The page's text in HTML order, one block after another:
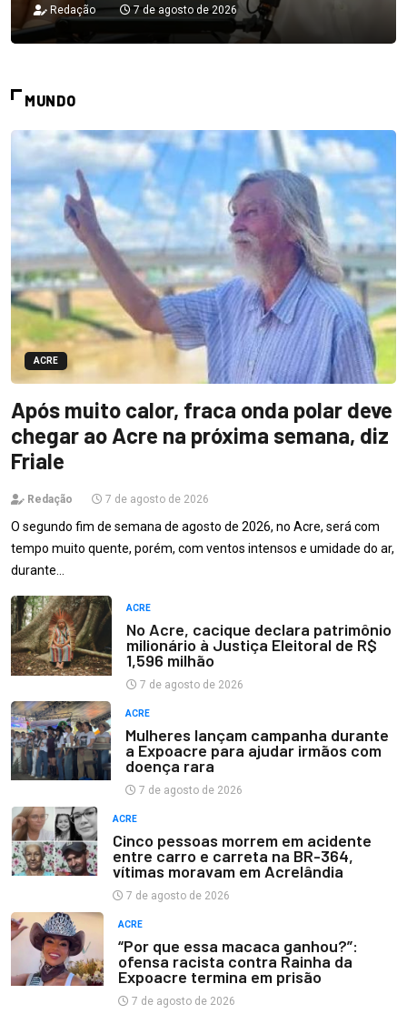
Redação 7 de agosto de 2026
MUNDO
ACRE
Após muito calor, fraca onda polar deve
chegar ao Acre na próxima semana, diz
Friale
Redação 7 de agosto de 2026
O segundo fim de semana de agosto de 2026, no Acre, será com
tempo muito quente, porém, com ventos intensos e umidade do ar,
durante…
ACRE
No Acre, cacique declara patrimônio
milionário à Justiça Eleitoral de R$
1,596 milhão
7 de agosto de 2026
ACRE
Mulheres lançam campanha durante
a Expoacre para ajudar irmãos com
doença rara
7 de agosto de 2026
ACRE
Cinco pessoas morrem em acidente
entre carro e carreta na BR-364,
vítimas moravam em Acrelândia
7 de agosto de 2026
ACRE
“Por que essa macaca ganhou?”:
ofensa racista contra Rainha da
Expoacre termina em prisão
7 de agosto de 2026